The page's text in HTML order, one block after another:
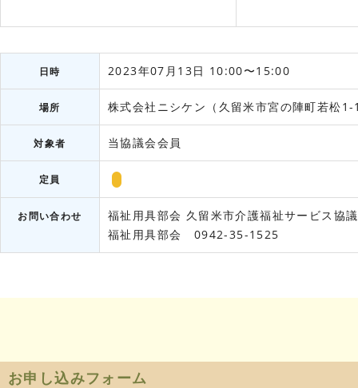
日時 2023年07月13日 10:00〜15:00
場所 株式会社ニシケン（久留米市宮の陣町若松
対象者 当協議会会員
定員
お問い合わせ 福祉用具部会 久留米市介護福祉サービス
福祉用具部会 0942-35-1525
お申し込みフォーム